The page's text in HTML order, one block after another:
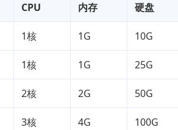
CPU 内存 硬盘
1核 1G 10G
1核 1G 25G
2核 2G 50G
3核 4G 100G